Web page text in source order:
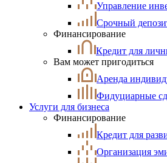
Управление
Срочный
Финансирование
Кредит для
Вам может пригодиться
Аренда
Фидуциарные
Услуги для бизнеса
Финансирование
Кредит для
Организация